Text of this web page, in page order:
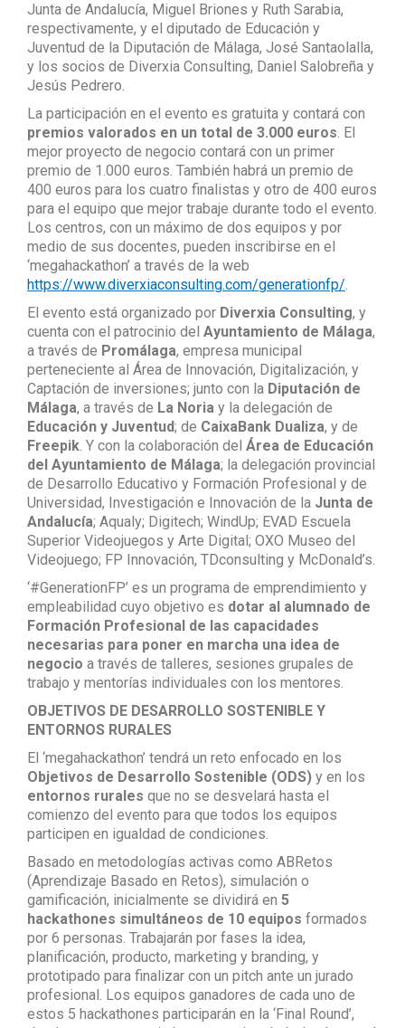
Junta de Andalucía, Miguel Briones y Ruth Sarabia,
respectivamente, y el diputado de Educación y
Juventud de la Diputación de Málaga, José Santaolalla,
y los socios de Diverxia Consulting, Daniel Salobreña y
Jesús Pedrero.
La participación en el evento es gratuita y contará con
premios valorados en un total de 3.000 euros. El
mejor proyecto de negocio contará con un primer
premio de 1.000 euros. También habrá un premio de
400 euros para los cuatro finalistas y otro de 400 euros
para el equipo que mejor trabaje durante todo el evento.
Los centros, con un máximo de dos equipos y por
medio de sus docentes, pueden inscribirse en el
‘megahackathon’ a través de la web
https://www.diverxiaconsulting.com/generationfp/.
El evento está organizado por Diverxia Consulting, y
cuenta con el patrocinio del Ayuntamiento de Málaga,
a través de Promálaga, empresa municipal
perteneciente al Área de Innovación, Digitalización, y
Captación de inversiones; junto con la Diputación de
Málaga, a través de La Noria y la delegación de
Educación y Juventud; de CaixaBank Dualiza, y de
Freepik. Y con la colaboración del Área de Educación
del Ayuntamiento de Málaga; la delegación provincial
de Desarrollo Educativo y Formación Profesional y de
Universidad, Investigación e Innovación de la Junta de
Andalucía; Aqualy; Digitech; WindUp; EVAD Escuela
Superior Videojuegos y Arte Digital; OXO Museo del
Videojuego; FP Innovación, TDconsulting y McDonald’s.
‘#GenerationFP’ es un programa de emprendimiento y
empleabilidad cuyo objetivo es dotar al alumnado de
Formación Profesional de las capacidades
necesarias para poner en marcha una idea de
negocio a través de talleres, sesiones grupales de
trabajo y mentorías individuales con los mentores.
OBJETIVOS DE DESARROLLO SOSTENIBLE Y
ENTORNOS RURALES
El ‘megahackathon’ tendrá un reto enfocado en los
Objetivos de Desarrollo Sostenible (ODS) y en los
entornos rurales que no se desvelará hasta el
comienzo del evento para que todos los equipos
participen en igualdad de condiciones.
Basado en metodologías activas como ABRetos
(Aprendizaje Basado en Retos), simulación o
gamificación, inicialmente se dividirá en 5
hackathones simultáneos de 10 equipos formados
por 6 personas. Trabajarán por fases la idea,
planificación, producto, marketing y branding, y
prototipado para finalizar con un pitch ante un jurado
profesional. Los equipos ganadores de cada uno de
estos 5 hackathones participarán en la ‘Final Round’,